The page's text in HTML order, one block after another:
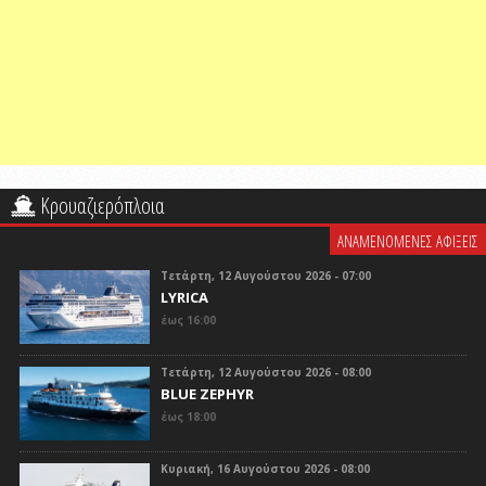
Κρουαζιερόπλοια
ΑΝΑΜΕΝΟΜΕΝΕΣ ΑΦΙΞΕΙΣ
Τετάρτη, 12 Αυγούστου 2026 - 07:00
LYRICA
έως 16:00
Τετάρτη, 12 Αυγούστου 2026 - 08:00
BLUE ZEPHYR
έως 18:00
Κυριακή, 16 Αυγούστου 2026 - 08:00